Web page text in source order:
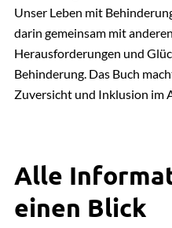
Unser Leben mit
darin gemeinsam mit
Herausforderungen und
Behinderung. Das Buch
Zuversicht und Inklusion im
Alle
einen Blick